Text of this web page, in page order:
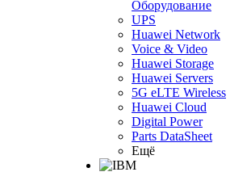
Оборудование
UPS
Huawei Network
Voice & Video
Huawei Storage
Huawei Servers
5G eLTE Wireless
Huawei Cloud
Digital Power
Parts DataSheet
Ещё